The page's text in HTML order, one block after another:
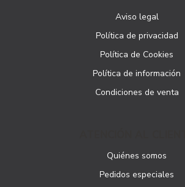
Aviso legal
Política de privacidad
Política de Cookies
Política de información
Condiciones de venta
Quiénes somos
Pedidos especiales